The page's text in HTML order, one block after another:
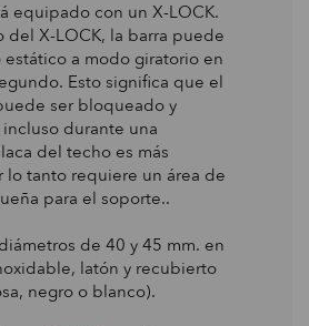
equipado con un X-LOCK.
del X-LOCK, la barra puede
a modo giratorio en
Esto significa que el
ser bloqueado y
durante una
del techo es más
lo tanto requiere un área de
para el soporte..
de 40 y 45 mm. en
latón y recubierto
negro o blanco).